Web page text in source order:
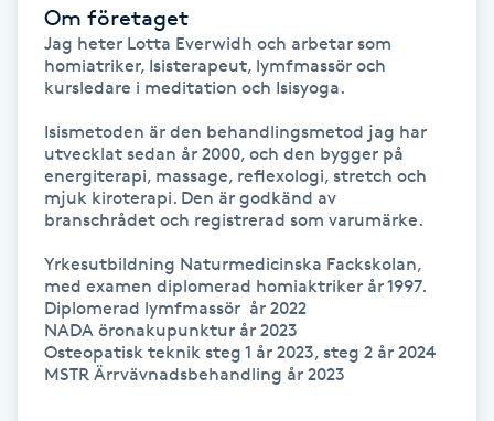
Hypnos
Hårborttagning
Hårbottenbehandling
Hårförlängning
Hårvård
Hälsa
Hälsprickor
Om företaget
Jag heter Lotta Everwidh och arbetar som
homiatriker, Isisterapeut, lymfmassör och
kursledare i meditation och Isisyoga.
Isismetoden är den behandlingsmetod jag har
utvecklat sedan år 2000, och den bygger på
energiterapi, massage, reflexologi, stretch och
mjuk kiroterapi. Den är godkänd av
branschrådet och registrerad som varumärke.
Yrkesutbildning Naturmedicinska Fackskolan,
med examen diplomerad homiaktriker år 1997.
Diplomerad lymfmassör  år 2022
NADA öronakupunktur år 2023
Osteopatisk teknik steg 1 år 2023, steg 2 år 2024
MSTR Ärrvävnadsbehandling år 2023